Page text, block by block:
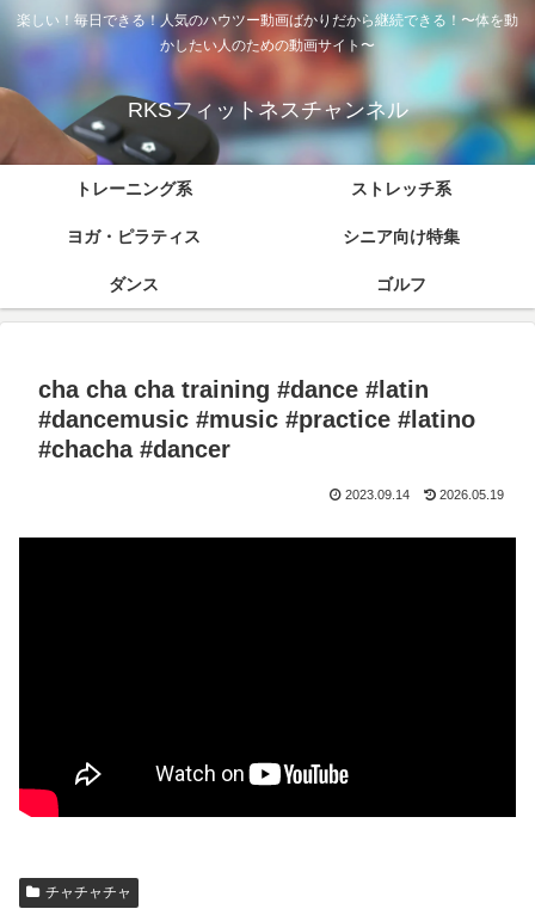
楽しい！毎日できる！人気のハウツー動画ばかりだから継続できる！〜体を動
かしたい人のための動画サイト〜
RKSフィットネスチャンネル
トレーニング系 ストレッチ系
ヨガ・ピラティス シニア向け特集
ダンス ゴルフ
cha cha cha training #dance #latin
#dancemusic #music #practice #latino
#chacha #dancer
2023.09.14 2026.05.19
チャチャチャ